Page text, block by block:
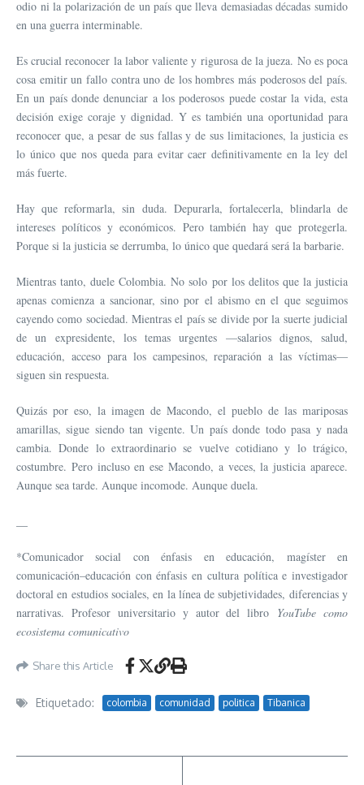
odio ni la polarización de un país que lleva demasiadas décadas sumido
en una guerra interminable.
Es crucial reconocer la labor valiente y rigurosa de la jueza. No es poca
cosa emitir un fallo contra uno de los hombres más poderosos del país.
En un país donde denunciar a los poderosos puede costar la vida, esta
decisión exige coraje y dignidad. Y es también una oportunidad para
reconocer que, a pesar de sus fallas y de sus limitaciones, la justicia es
lo único que nos queda para evitar caer definitivamente en la ley del
más fuerte.
Hay que reformarla, sin duda. Depurarla, fortalecerla, blindarla de
intereses políticos y económicos. Pero también hay que protegerla.
Porque si la justicia se derrumba, lo único que quedará será la barbarie.
Mientras tanto, duele Colombia. No solo por los delitos que la justicia
apenas comienza a sancionar, sino por el abismo en el que seguimos
cayendo como sociedad. Mientras el país se divide por la suerte judicial
de un expresidente, los temas urgentes —salarios dignos, salud,
educación, acceso para los campesinos, reparación a las víctimas—
siguen sin respuesta.
Quizás por eso, la imagen de Macondo, el pueblo de las mariposas
amarillas, sigue siendo tan vigente. Un país donde todo pasa y nada
cambia. Donde lo extraordinario se vuelve cotidiano y lo trágico,
costumbre. Pero incluso en ese Macondo, a veces, la justicia aparece.
Aunque sea tarde. Aunque incomode. Aunque duela.
*Comunicador social con énfasis en educación, magíster en
comunicación–educación con énfasis en cultura política e investigador
doctoral en estudios sociales, en la línea de subjetividades, diferencias y
narrativas. Profesor universitario y autor del libro YouTube como
ecosistema comunicativo
Share this Article
Etiquetado: colombia comunidad politica Tibanica